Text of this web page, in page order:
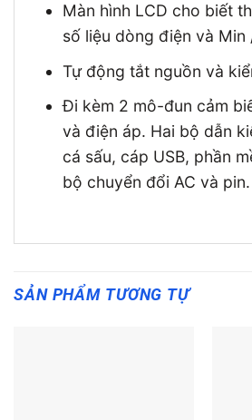
Màn hình LCD cho biết
số liệu dòng điện và Min
Tự động tắt nguồn và
Đi kèm 2 mô-đun cảm
và điện áp. Hai bộ dẫn
cá sấu, cáp USB, phần
bộ chuyển đổi AC và pin.
SẢN PHẨM TƯƠNG TỰ